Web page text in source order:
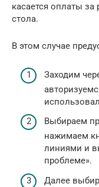
касается оплаты
стола.
В этом случае
Заходим
Выбираем
нажимаем
линиями и
проблеме».
Далее